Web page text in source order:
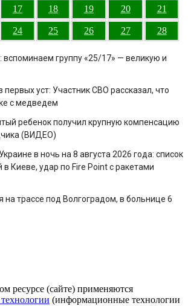
17 18 19 20 21
24 25 26 27 28
вспоминаем группу «25/17» — великую и
первых уст: Участник СВО рассказал, что
с медведем
ребенок получил крупную компенсацию
(ВИДЕО)
в ночь на 8 августа 2026 года: список
Киеве, удар по Fire Point с ракетами
на трассе под Волгоградом, в больнице 6
ресурсе (сайте) применяются
(информационные технологии